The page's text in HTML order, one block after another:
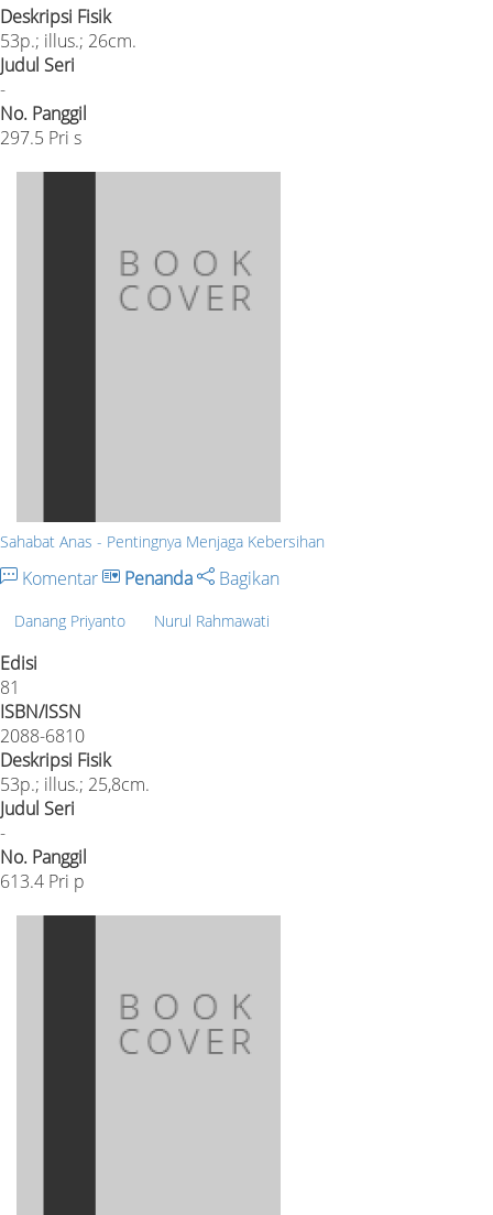
Deskripsi Fisik
53p.; illus.; 26cm.
Judul Seri
-
No. Panggil
297.5 Pri s
Sahabat Anas - Pentingnya Menjaga Kebersihan
Komentar Penanda Bagikan
Danang Priyanto Nurul Rahmawati
Edisi
81
ISBN/ISSN
2088-6810
Deskripsi Fisik
53p.; illus.; 25,8cm.
Judul Seri
-
No. Panggil
613.4 Pri p